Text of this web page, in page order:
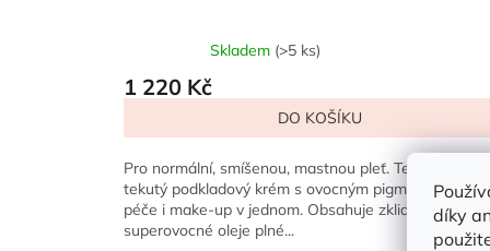
díky
Průměrné
hodnocení
produktu
5,0
z
5
hvězdiček.
Skladem (>5 ks)
1 220 Kč
DO KOŠÍKU
Pro normální, smíšenou, mastnou pleť. Tento plně
tekutý podkladový krém s ovocným pigmentem® je
péče i make-up v jednom. Obsahuje zklidňující aloe,
superovocné oleje plné...